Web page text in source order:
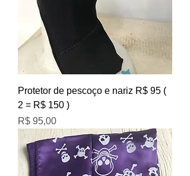
Protetor de pescoço e nariz R$ 95 (
2 = R$ 150 )
Preço
R$ 95,00